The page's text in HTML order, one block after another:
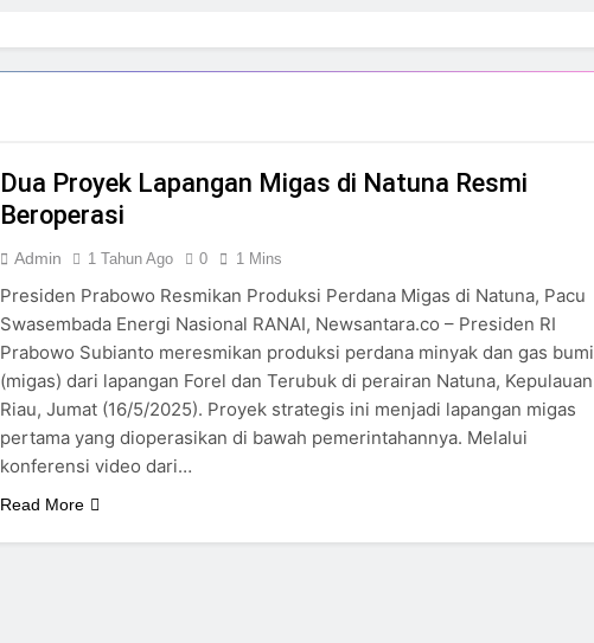
Dua Proyek Lapangan Migas di Natuna Resmi
Beroperasi
Admin 1 Tahun Ago 0 1 Mins
Presiden Prabowo Resmikan Produksi Perdana Migas di Natuna, Pacu
Swasembada Energi Nasional RANAI, Newsantara.co – Presiden RI
Prabowo Subianto meresmikan produksi perdana minyak dan gas bumi
(migas) dari lapangan Forel dan Terubuk di perairan Natuna, Kepulauan
Riau, Jumat (16/5/2025). Proyek strategis ini menjadi lapangan migas
pertama yang dioperasikan di bawah pemerintahannya. Melalui
konferensi video dari…
Read More